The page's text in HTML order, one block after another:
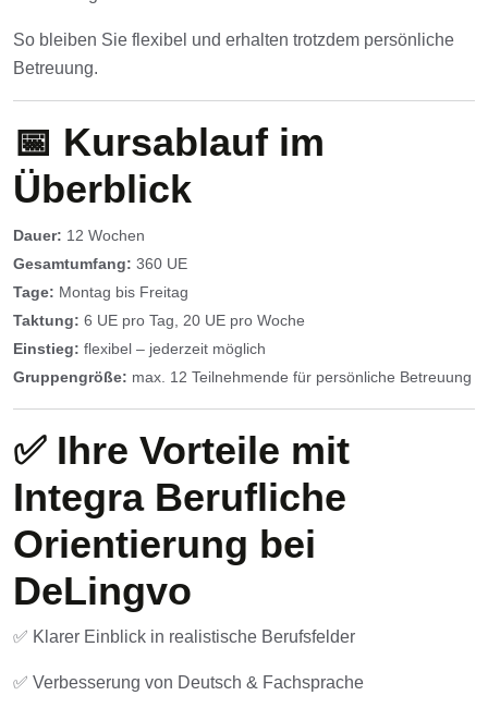
So bleiben Sie flexibel und erhalten trotzdem persönliche
Betreuung.
📅 Kursablauf im
Überblick
Dauer: 12 Wochen
Gesamtumfang: 360 UE
Tage: Montag bis Freitag
Taktung: 6 UE pro Tag, 20 UE pro Woche
Einstieg: flexibel – jederzeit möglich
Gruppengröße: max. 12 Teilnehmende für persönliche Betreuung
✅ Ihre Vorteile mit
Integra Berufliche
Orientierung bei
DeLingvo
✅ Klarer Einblick in realistische Berufsfelder
✅ Verbesserung von Deutsch & Fachsprache